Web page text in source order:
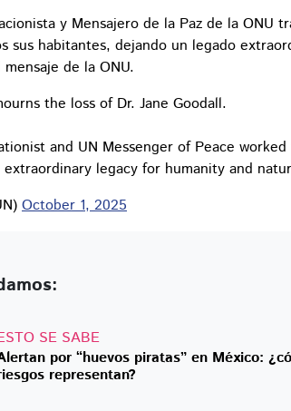
y Mensajero de la Paz de la ONU
sus habitantes, dejando un legado
de la ONU.
the loss of Dr. Jane Goodall.
and UN Messenger of Peace
legacy for humanity and
October 1, 2025
SE SABE
por “huevos piratas” en México:
representan?